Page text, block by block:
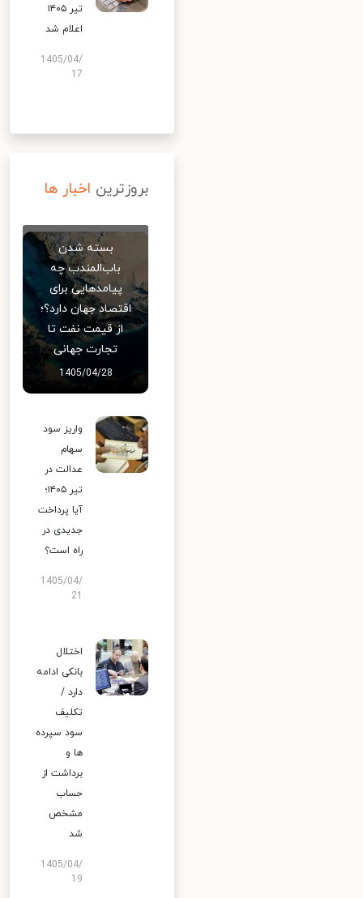
تیر ۱۴۰۵
اعلام شد
1405/04/
17
بروزترین اخبار ها
بسته شدن
باب‌المندب چه
پیامدهایی برای
اقتصاد جهان دارد؟؛
از قیمت نفت تا
تجارت جهانی
1405/04/28
واریز سود
سهام
عدالت در
تیر ۱۴۰۵؛
آیا پرداخت
جدیدی در
راه است؟
1405/04/
اختلال
بانکی ادامه
دارد /
تکلیف
سود سپرده
ها و
برداشت از
حساب
مشخص
شد
1405/04/
19